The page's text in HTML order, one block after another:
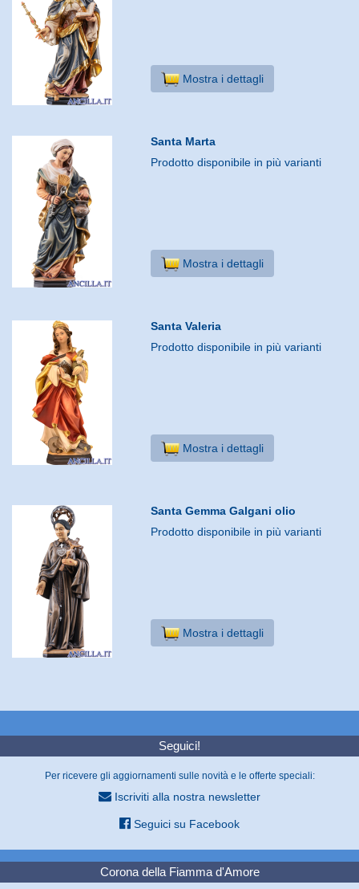
Mostra i dettagli
Santa Marta
Prodotto disponibile in più varianti
Mostra i dettagli
Santa Valeria
Prodotto disponibile in più varianti
Mostra i dettagli
Santa Gemma Galgani olio
Prodotto disponibile in più varianti
Mostra i dettagli
Seguici!
Per ricevere gli aggiornamenti sulle novità e le offerte speciali:
Iscriviti alla nostra newsletter
Seguici su Facebook
Corona della Fiamma d'Amore